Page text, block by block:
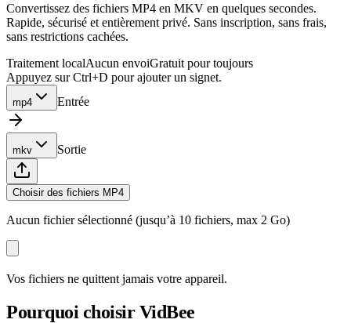
Convertissez des fichiers MP4 en MKV en quelques secondes.
Rapide, sécurisé et entièrement privé. Sans inscription, sans frais,
sans restrictions cachées.
Traitement localAucun envoiGratuit pour toujours
Appuyez sur Ctrl+D pour ajouter un signet.
mp4 Entrée
mkv Sortie
Choisir des fichiers MP4
Aucun fichier sélectionné (jusqu’à 10 fichiers, max 2 Go)
Vos fichiers ne quittent jamais votre appareil.
Pourquoi choisir VidBee